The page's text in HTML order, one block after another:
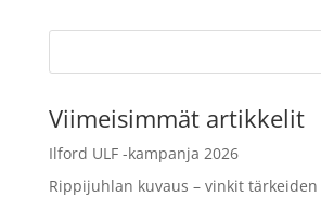
Viimeisimmät artikkelit
Ilford ULF -kampanja 2026
Rippijuhlan kuvaus – vinkit